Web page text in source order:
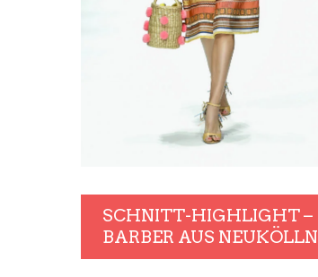
SCHNITT-HIGHLIGHT –
BARBER AUS NEUKÖLLN